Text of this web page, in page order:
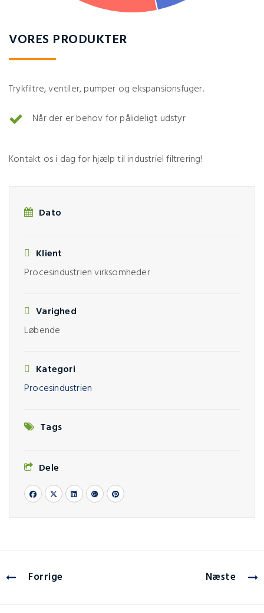
VORES PRODUKTER
Trykfiltre, ventiler, pumper og ekspansionsfuger.
Når der er behov for pålideligt udstyr
Kontakt os i dag for hjælp til industriel filtrering!
Dato
Klient
Procesindustrien virksomheder
Varighed
Løbende
Kategori
Procesindustrien
Tags
Dele
Forrige Næste